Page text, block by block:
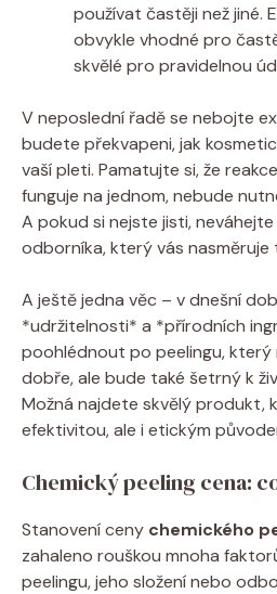
používat častěji než jiné.
obvykle vhodné pro
skvělé pro pravidelnou
V neposlední řadě se nebojte
budete překvapeni, jak
vaší pleti. Pamatujte si, že
funguje na jednom, nebude
A pokud si nejste jisti,
odborníka, který vás nasměruje
A ještě jedna věc – v dnešní
*udržitelnosti* a *přírodních
poohlédnout po peelingu, který
dobře, ale bude také šetrný k
Možná najdete skvělý produkt,
efektivitou, ale i etickým
Chemický peeling cena:
Stanovení ceny chemického
zahaleno rouškou mnoha
peelingu, jeho složení nebo